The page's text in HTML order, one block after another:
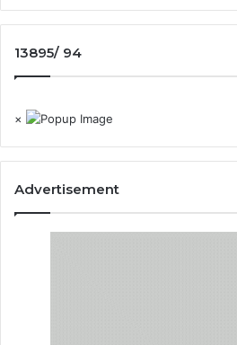
13895/ 94
×
Advertisement